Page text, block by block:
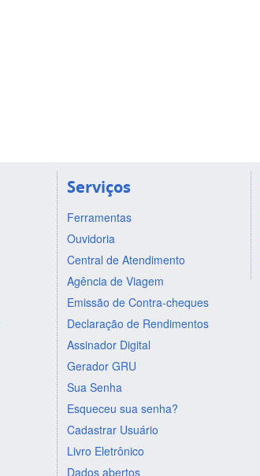
Serviços
Ferramentas
Ouvidoria
Central de Atendimento
Agência de Viagem
Emissão de Contra-cheques
Declaração de Rendimentos
Assinador Digital
Gerador GRU
Sua Senha
Esqueceu sua senha?
Cadastrar Usuário
Livro Eletrônico
Dados abertos